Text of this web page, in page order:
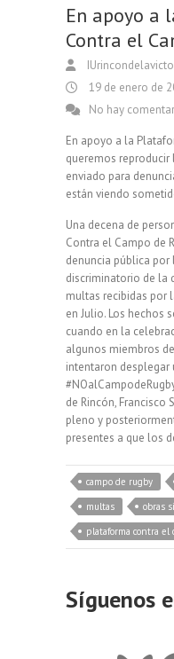
En apoyo a
Contra el
19 de enero de
No hay
En apoyo a la
queremos reproducir
enviado para
están viendo
Una decena de
Contra el Campo de
denuncia pública
discriminatorio de la
multas recibidas por
en Julio. Los hechos
cuando en la
algunos miembros
intentaron desplegar
de Rincón,
pleno y
presentes a que los
campo de rugby
multas
obras
plataforma contra el
Síguenos